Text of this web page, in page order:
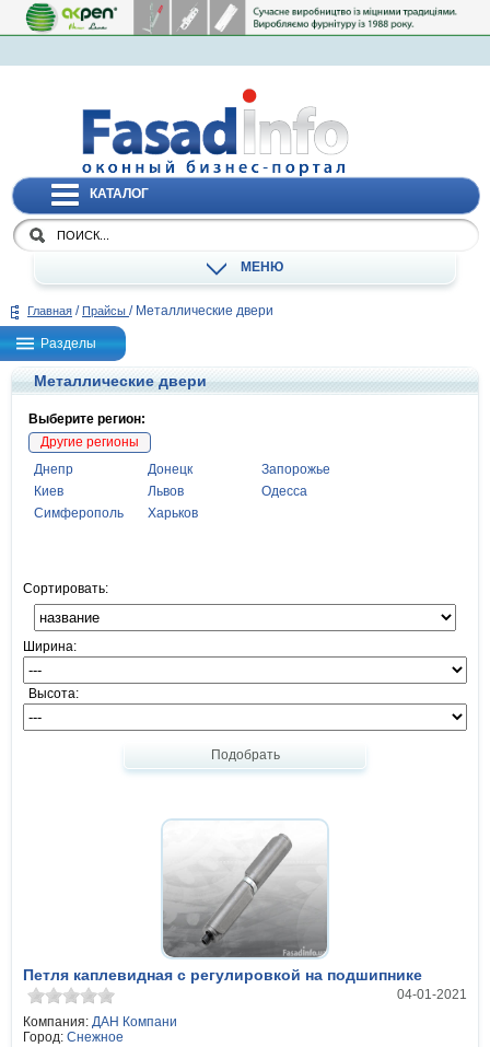
КАТАЛОГ
МЕНЮ
Главная / Прайсы / Металлические двери
Разделы
Металлические двери
Выберите регион:
Другие регионы
Днепр
Донецк
Запорожье
Киев
Львов
Одесса
Симферополь
Харьков
Сортировать:
Ширина:
Высота:
Подобрать
Петля каплевидная с регулировкой на подшипнике
04-01-2021
Компания: ДАН Компани
Город: Снежное